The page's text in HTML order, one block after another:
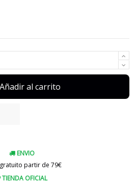
Añadir al carrito
ENVIO
partir de 79€
TIENDA OFICIAL